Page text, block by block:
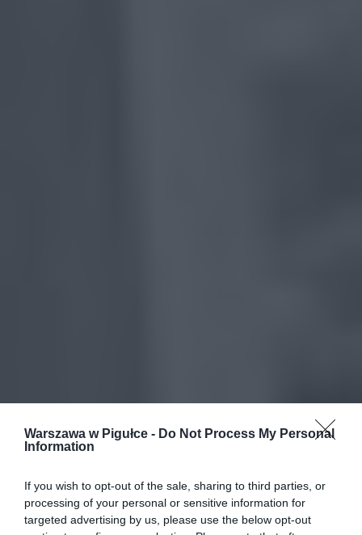
Warszawa w Pigułce - Do Not Process My Personal
Information
If you wish to opt-out of the sale, sharing to third parties, or
processing of your personal or sensitive information for
targeted advertising by us, please use the below opt-out